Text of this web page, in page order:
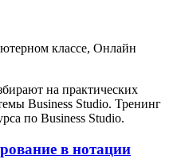
классе, Онлайн
на практических
Business Studio. Тренинг
по Business Studio.
в нотации